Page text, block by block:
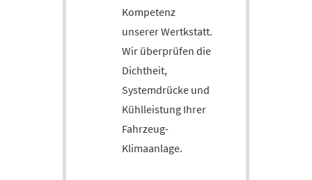
Kompetenz
unserer Wertkstatt.
Wir überprüfen die
Dichtheit,
Systemdrücke und
Kühlleistung Ihrer
Fahrzeug-
Klimaanlage.